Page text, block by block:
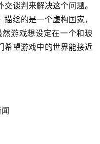
谈判来解决这个问题。
绘的是一个虚构国家，
游戏想设定在一个和玻
希望游戏中的世界能接近